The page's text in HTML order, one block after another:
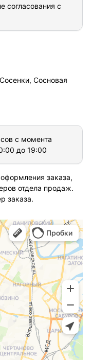
согласования с
Сосновая
с момента
до 19:00
заказа,
отдела продаж.
заказа.